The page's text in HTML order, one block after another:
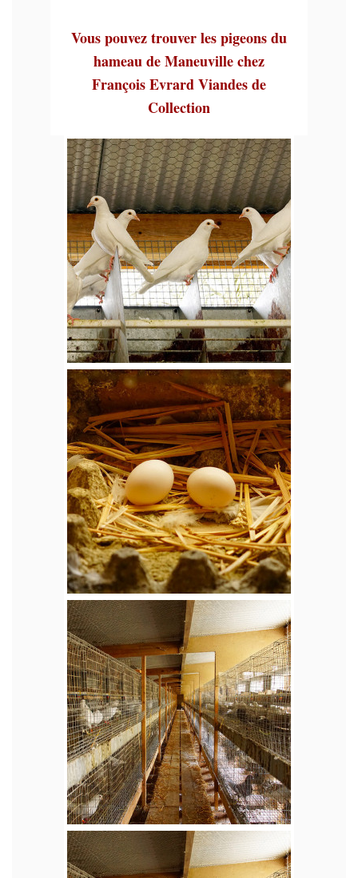
Vous pouvez trouver les pigeons du
hameau de Maneuville chez
François Evrard Viandes de
Collection